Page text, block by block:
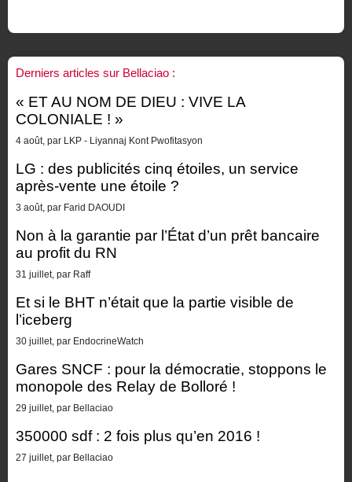
Derniers articles sur Bellaciao :
« ET AU NOM DE DIEU : VIVE LA
COLONIALE ! »
4 août, par LKP - Liyannaj Kont Pwofitasyon
LG : des publicités cinq étoiles, un service
après-vente une étoile ?
3 août, par Farid DAOUDI
Non à la garantie par l’État d’un prêt bancaire
au profit du RN
31 juillet, par Raff
Et si le BHT n’était que la partie visible de
l’iceberg
30 juillet, par EndocrineWatch
Gares SNCF : pour la démocratie, stoppons le
monopole des Relay de Bolloré !
29 juillet, par Bellaciao
350000 sdf : 2 fois plus qu’en 2016 !
27 juillet, par Bellaciao